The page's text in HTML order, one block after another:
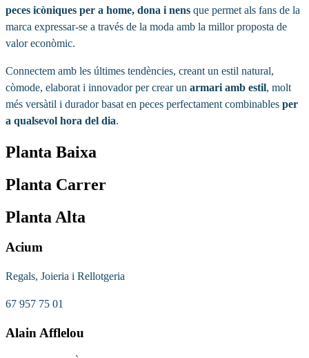
peces icòniques per a home, dona i nens que permet als fans de la
marca expressar-se a través de la moda amb la millor proposta de
valor econòmic.
Connectem amb les últimes tendències, creant un estil natural,
còmode, elaborat i innovador per crear un armari amb estil, molt
més versàtil i durador basat en peces perfectament combinables per
a qualsevol hora del dia.
Planta Baixa
Planta Carrer
Planta Alta
Acium
Regals, Joieria i Rellotgeria
67 957 75 01
Alain Afflelou